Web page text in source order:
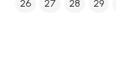
26 27 28 29